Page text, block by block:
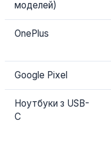
моделей)
OnePlus
Google Pixel
Ноутбуки з USB-
C